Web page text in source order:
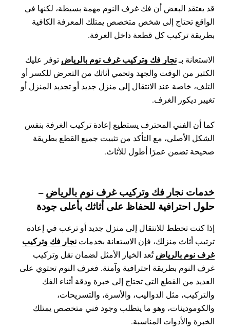
قد يعتقد البعض أن فك غرف النوم مهمة بسيطة، لكنها في
الواقع تحتاج إلى شخص متخصص يمتلك المعرفة الكافية
بطريقة تركيب كل قطعة داخل الغرفة.
الاستعانة بـنجار فك وتركيب غرف نوم بالرياض توفر عليك
الكثير من الوقت والجهد وتحمي أثاثك من التعرض للكسر أو
التلف، خاصة عند الانتقال إلى منزل جديد أو تجديد المنزل أو
تغيير ديكور الغرف.
كما أن الفني المحترف يستطيع إعادة تركيب الغرفة بنفس
الشكل الأصلي، مع التأكد من تثبيت جميع القطع بطريقة
صحيحة تضمن عمرًا أطول للأثاث.
خدمات نجار فك وتركيب غرف نوم بالرياض–
حلول احترافية للحفاظ على أثاثك بأعلى جودة
إذا كنت تخطط للانتقال إلى منزل جديد أو ترغب في إعادة
ترتيب أثاث منزلك، فإن الاستعانة بخدمات نجار فك وتركيب
غرف نوم بالرياضتُعد الخيار الأمثل لضمان نقل وتركيب
غرف النوم بطريقة احترافية وآمنة. فغرف النوم تحتوي على
العديد من القطع التي تحتاج إلى خبرة ودقة أثناء الفك
والتركيب، مثل الدواليب، والأسرة، والتسريحات،
والكومودينات، وهو ما يتطلب وجود فني متخصص يمتلك
الخبرة والأدوات المناسبة.